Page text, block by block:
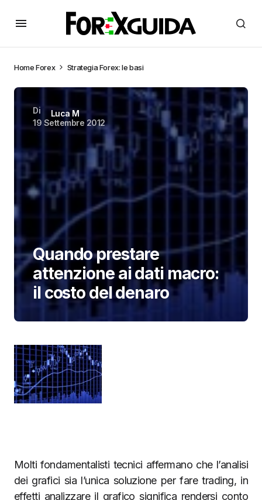
HomeForex Strategia Forex: le basi
Di
Luca M
19 Settembre 2012
Quando prestare
attenzione ai dati macro:
il costo del denaro
Molti fondamentalisti tecnici affermano che l’analisi
dei grafici sia l’unica soluzione per fare trading, in
effetti analizzare il grafico significa rendersi conto